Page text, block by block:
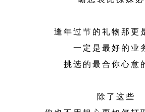
逢年过节的礼物那更
一定是最好的业
挑选的最合你心意
除了这些